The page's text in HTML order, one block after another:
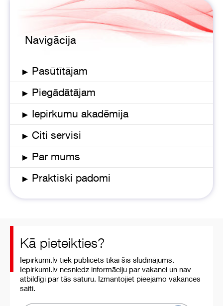
Navigācija
▸ Pasūtītājam
▸ Piegādātājam
▸ Iepirkumu akadēmija
▸ Citi servisi
▸ Par mums
▸ Praktiski padomi
Kā pieteikties?
Iepirkumi.lv tiek publicēts tikai šis sludinājums.
Iepirkumi.lv nesniedz informāciju par vakanci un nav
atbildīgi par tās saturu. Izmantojiet pieejamo vakances
saiti.